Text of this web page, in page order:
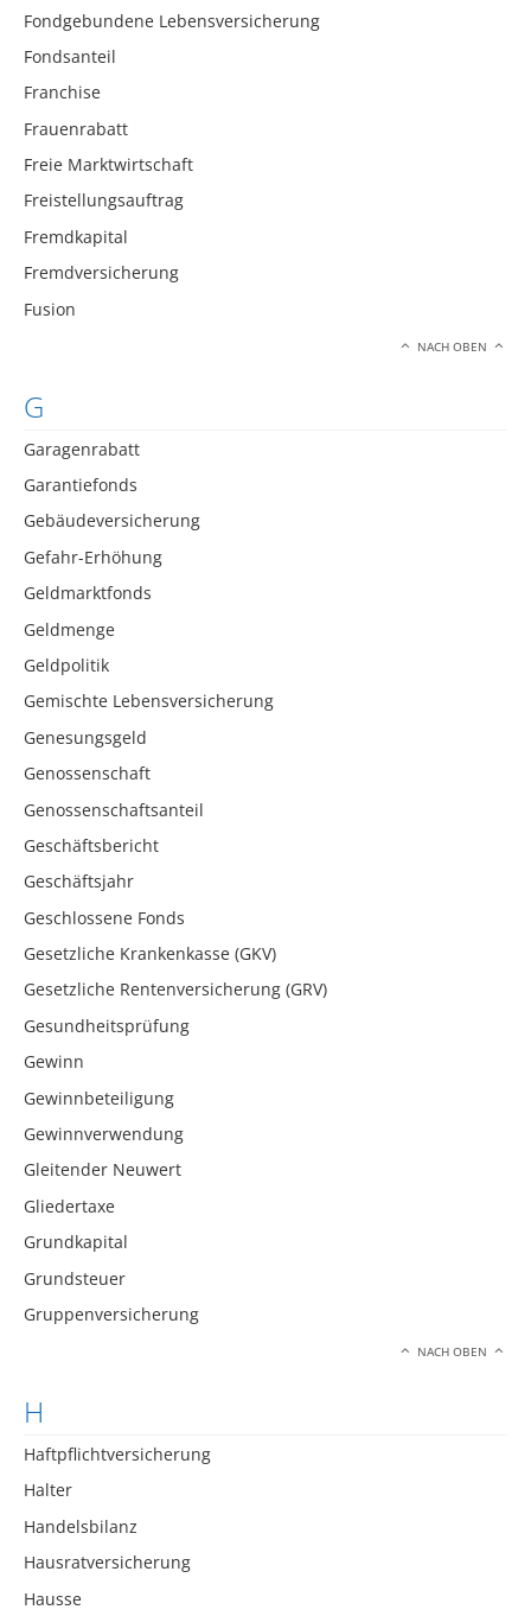
Fondgebundene Lebensversicherung
Fondsanteil
Franchise
Frauenrabatt
Freie Marktwirtschaft
Freistellungsauftrag
Fremdkapital
Fremdversicherung
Fusion
NACH OBEN
G
Garagenrabatt
Garantiefonds
Gebäudeversicherung
Gefahr-Erhöhung
Geldmarktfonds
Geldmenge
Geldpolitik
Gemischte Lebensversicherung
Genesungsgeld
Genossenschaft
Genossenschaftsanteil
Geschäftsbericht
Geschäftsjahr
Geschlossene Fonds
Gesetzliche Krankenkasse (GKV)
Gesetzliche Rentenversicherung (GRV)
Gesundheitsprüfung
Gewinn
Gewinnbeteiligung
Gewinnverwendung
Gleitender Neuwert
Gliedertaxe
Grundkapital
Grundsteuer
Gruppenversicherung
NACH OBEN
H
Haftpflichtversicherung
Halter
Handelsbilanz
Hausratversicherung
Hausse